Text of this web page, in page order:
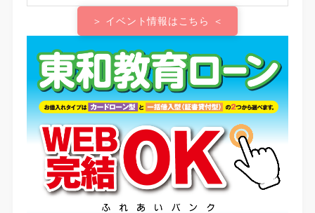
＞ イベント情報はこちら ＜